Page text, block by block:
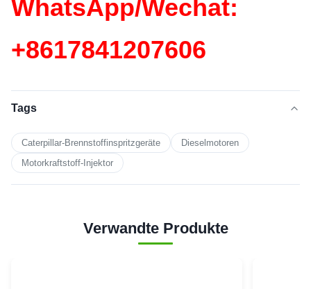
WhatsApp/Wechat:
+8617841207606
Tags
Caterpillar-Brennstoffinspritzgeräte
Dieselmotoren
Motorkraftstoff-Injektor
Verwandte Produkte